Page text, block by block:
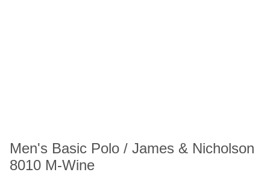
Men's Basic Polo / James & Nicholson
8010 M-Wine